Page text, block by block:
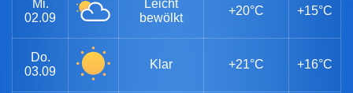
Mi.
02.09
Leicht
bewölkt
+20°C +15°C
Do.
03.09
Klar +21°C +16°C